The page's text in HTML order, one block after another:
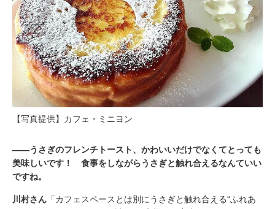
【写真提供】カフェ・ミニヨン
――うさぎのフレンチトースト、かわいいだけでなくてとっても
美味しいです！ 食事をしながらうさぎと触れ合えるなんていい
ですね。
川村さん 「カフェスペースとは別にうさぎと触れ合える“ふれあ